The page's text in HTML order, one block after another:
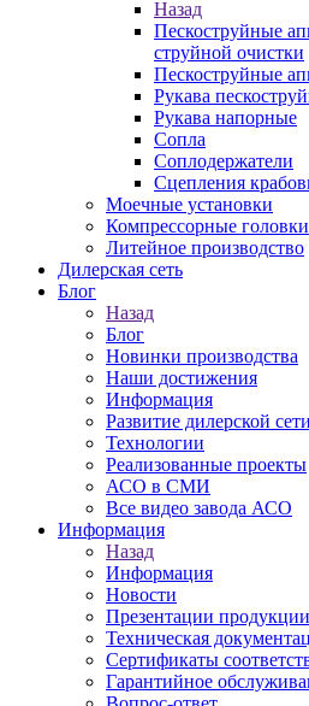
Назад
Пескоструйные
струйной очистки
Пескоструйные
Рукава
Рукава напорные
Сопла
Соплодержатели
Сцепления
Моечные установки
Компрессорные головки
Литейное производство
Дилерская сеть
Блог
Назад
Блог
Новинки производства
Наши достижения
Информация
Развитие дилерской сети
Технологии
Реализованные проекты
АСО в СМИ
Все видео завода АСО
Информация
Назад
Информация
Новости
Презентации продукции
Техническая
Сертификаты
Гарантийное